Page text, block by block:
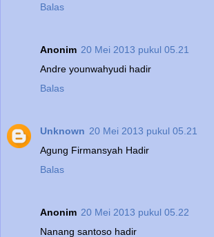
Balas
Anonim 20 Mei 2013 pukul 05.21
Andre younwahyudi hadir
Balas
Unknown 20 Mei 2013 pukul 05.21
Agung Firmansyah Hadir
Balas
Anonim 20 Mei 2013 pukul 05.22
Nanang santoso hadir